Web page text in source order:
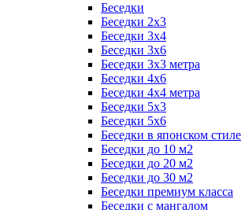
Беседки
Беседки 2x3
Беседки 3x4
Беседки 3x6
Беседки 3х3 метра
Беседки 4x6
Беседки 4х4 метра
Беседки 5x3
Беседки 5x6
Беседки в японском стиле
Беседки до 10 м2
Беседки до 20 м2
Беседки до 30 м2
Беседки премиум класса
Беседки с мангалом